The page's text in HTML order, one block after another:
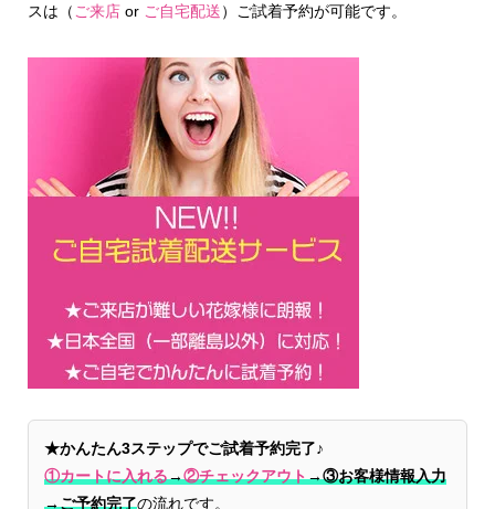
スは（ ご来店or ご自宅配送）ご試着予約が可能です。
★かんたん3ステップでご試着予約完了♪
①カートに入れる→②チェックアウト→③お客様情報入力
→ご予約完了の流れです。